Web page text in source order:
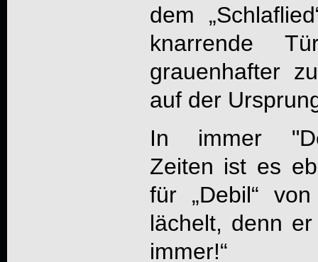
dem
knarrende
grauenhafter
auf der
In immer "
Zeiten ist es
für „Debil“
lächelt, denn
immer!“